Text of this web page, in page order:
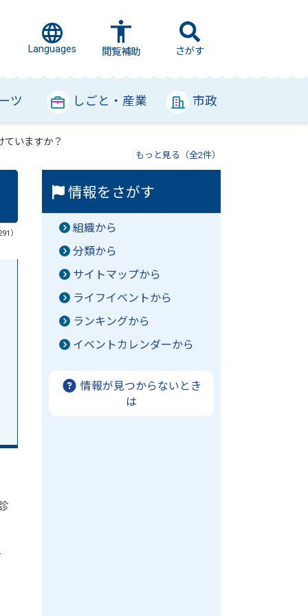
Languages 閲覧補助 さがす
ツ しごと・産業 市政
ていますか？
もっと見る（全2件）
）
情報をさがす
組織から
分類から
サイトマップから
ライフイベントから
ランキングから
イベントカレンダーから
情報が見つからないとき
は